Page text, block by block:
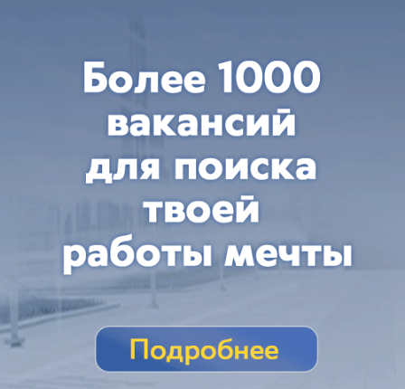
многокилометровая пробка
вчера в 09:52